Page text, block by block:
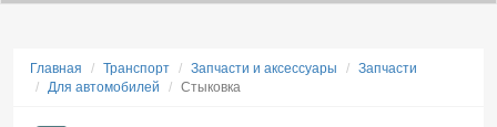
Главная Транспорт Запчасти и аксессуары
Запчасти
Для автомобилей
Стыковка